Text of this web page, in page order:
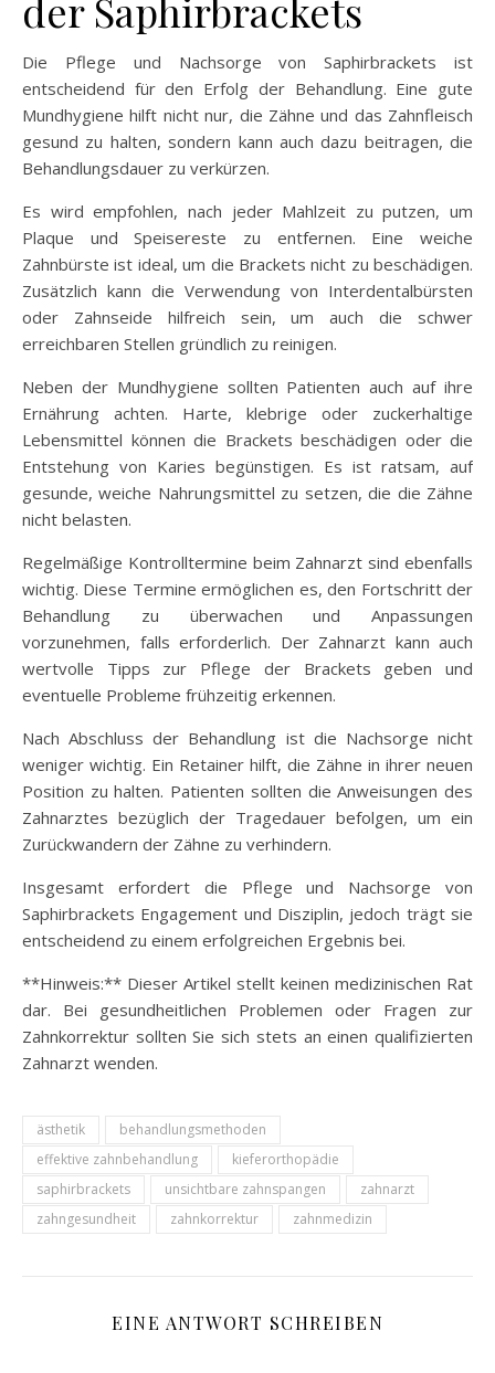
der Saphirbrackets
Die Pflege und Nachsorge von Saphirbrackets ist
entscheidend für den Erfolg der Behandlung. Eine gute
Mundhygiene hilft nicht nur, die Zähne und das Zahnfleisch
gesund zu halten, sondern kann auch dazu beitragen, die
Behandlungsdauer zu verkürzen.
Es wird empfohlen, nach jeder Mahlzeit zu putzen, um
Plaque und Speisereste zu entfernen. Eine weiche
Zahnbürste ist ideal, um die Brackets nicht zu beschädigen.
Zusätzlich kann die Verwendung von Interdentalbürsten
oder Zahnseide hilfreich sein, um auch die schwer
erreichbaren Stellen gründlich zu reinigen.
Neben der Mundhygiene sollten Patienten auch auf ihre
Ernährung achten. Harte, klebrige oder zuckerhaltige
Lebensmittel können die Brackets beschädigen oder die
Entstehung von Karies begünstigen. Es ist ratsam, auf
gesunde, weiche Nahrungsmittel zu setzen, die die Zähne
nicht belasten.
Regelmäßige Kontrolltermine beim Zahnarzt sind ebenfalls
wichtig. Diese Termine ermöglichen es, den Fortschritt der
Behandlung zu überwachen und Anpassungen
vorzunehmen, falls erforderlich. Der Zahnarzt kann auch
wertvolle Tipps zur Pflege der Brackets geben und
eventuelle Probleme frühzeitig erkennen.
Nach Abschluss der Behandlung ist die Nachsorge nicht
weniger wichtig. Ein Retainer hilft, die Zähne in ihrer neuen
Position zu halten. Patienten sollten die Anweisungen des
Zahnarztes bezüglich der Tragedauer befolgen, um ein
Zurückwandern der Zähne zu verhindern.
Insgesamt erfordert die Pflege und Nachsorge von
Saphirbrackets Engagement und Disziplin, jedoch trägt sie
entscheidend zu einem erfolgreichen Ergebnis bei.
**Hinweis:** Dieser Artikel stellt keinen medizinischen Rat
dar. Bei gesundheitlichen Problemen oder Fragen zur
Zahnkorrektur sollten Sie sich stets an einen qualifizierten
Zahnarzt wenden.
ästhetik
behandlungsmethoden
effektive zahnbehandlung
kieferorthopädie
saphirbrackets
unsichtbare zahnspangen
zahnarzt
zahngesundheit
zahnkorrektur zahnmedizin
EINE ANTWORT SCHREIBEN